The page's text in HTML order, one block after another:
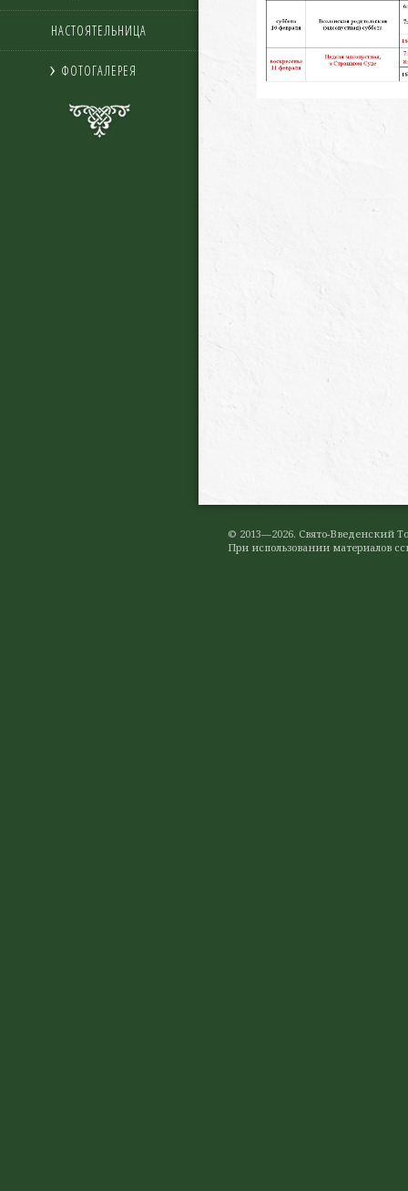
НАСТОЯТЕЛЬНИЦА
ФОТОГАЛЕРЕЯ
© 2013—2026. Свято-Введенский
При использовании материалов